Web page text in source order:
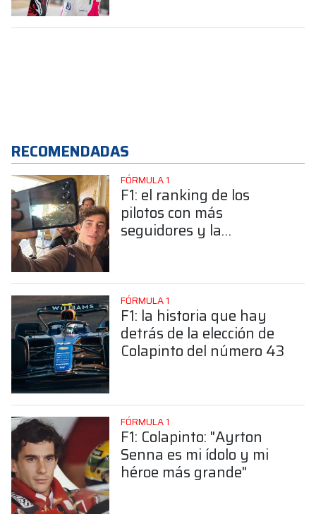
RECOMENDADAS
FÓRMULA 1
F1: el ranking de los
pilotos con más
seguidores y la
FÓRMULA 1
F1: la historia que hay
detrás de la elección de
Colapinto del número 43
FÓRMULA 1
F1: Colapinto: "Ayrton
Senna es mi ídolo y mi
héroe más grande"